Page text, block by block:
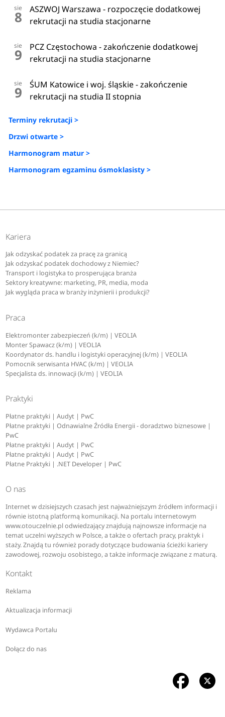
sie
8
ASZWOJ Warszawa - rozpoczęcie dodatkowej
rekrutacji na studia stacjonarne
sie
9
PCZ Częstochowa - zakończenie dodatkowej
rekrutacji na studia stacjonarne
sie
9
ŚUM Katowice i woj. śląskie - zakończenie
rekrutacji na studia II stopnia
Terminy rekrutacji >
Drzwi otwarte >
Harmonogram matur >
Harmonogram egzaminu ósmoklasisty >
Kariera
Jak odzyskać podatek za pracę za granicą
Jak odzyskać podatek dochodowy z Niemiec?
Transport i logistyka to prosperująca branża
Sektory kreatywne: marketing, PR, media, moda
Jak wygląda praca w branży inżynierii i produkcji?
Praca
Elektromonter zabezpieczeń (k/m) | VEOLIA
Monter Spawacz (k/m) | VEOLIA
Koordynator ds. handlu i logistyki operacyjnej (k/m) | VEOLIA
Pomocnik serwisanta HVAC (k/m) | VEOLIA
Specjalista ds. innowacji (k/m) | VEOLIA
Praktyki
Płatne praktyki | Audyt | PwC
Płatne praktyki | Odnawialne Źródła Energii - doradztwo biznesowe |
PwC
Płatne praktyki | Audyt | PwC
Płatne praktyki | Audyt | PwC
Płatne Praktyki | .NET Developer | PwC
O nas
Internet w dzisiejszych czasach jest najważniejszym źródłem informacji i
równie istotną platformą komunikacji. Na portalu internetowym
www.otouczelnie.pl odwiedzający znajdują najnowsze informacje na
temat uczelni wyższych w Polsce, a także o ofertach pracy, praktyk i
staży. Znajdą tu również porady dotyczące budowania ścieżki kariery
zawodowej, rozwoju osobistego, a także informacje związane z maturą.
Kontakt
Reklama
Aktualizacja informacji
Wydawca Portalu
Dołącz do nas